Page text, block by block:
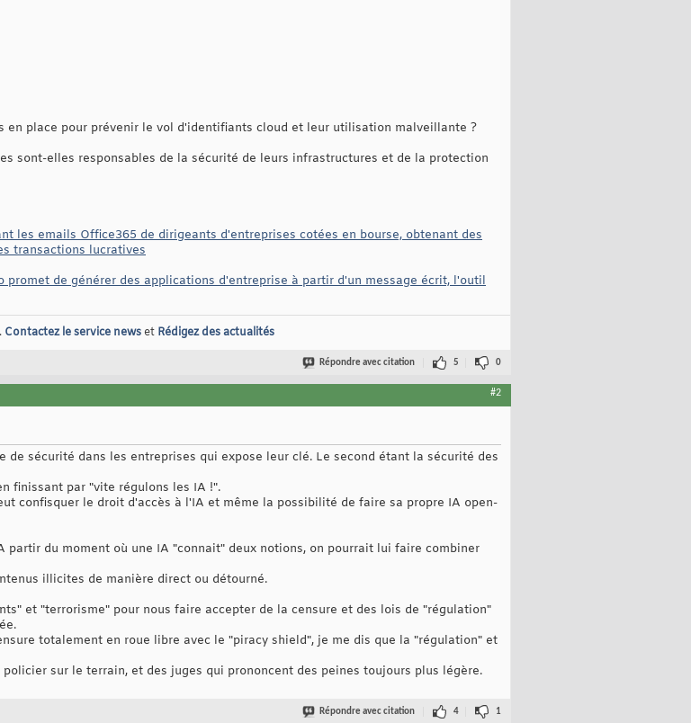
en place pour prévenir le vol d'identifiants cloud et leur utilisation malveillante ?
sont-elles responsables de la sécurité de leurs infrastructures et de la protection
les emails Office365 de dirigeants d'entreprises cotées en bourse, obtenant des
transactions lucratives
promet de générer des applications d'entreprise à partir d'un message écrit, l'outil
Contactez le service newset Rédigez des actualités
Répondre avec citation 5 0
#2
sécurité dans les entreprises qui expose leur clé. Le second étant la sécurité des
finissant par "vite régulons les IA !".
confisquer le droit d'accès à l'IA et même la possibilité de faire sa propre IA open-
partir du moment où une IA "connait" deux notions, on pourrait lui faire combiner
illicites de manière direct ou détourné.
et "terrorisme" pour nous faire accepter de la censure et des lois de "régulation"
totalement en roue libre avec le "piracy shield", je me dis que la "régulation" et
sur le terrain, et des juges qui prononcent des peines toujours plus légère.
Répondre avec citation 4 1